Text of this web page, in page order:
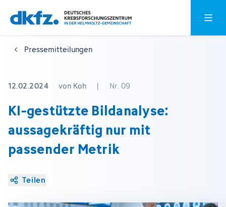
Zum
Hauptinhalt
springen
Zur
Fußzeile
springen
Pressemitteilungen
12.02.2024 von Koh | Nr. 09
KI-gestützte Bildanalyse:
aussagekräftig nur mit
passender Metrik
Teilen